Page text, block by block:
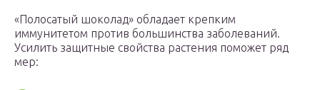
«Полосатый шоколад» обладает крепким
иммунитетом против большинства заболеваний.
Усилить защитные свойства растения поможет ряд
мер: